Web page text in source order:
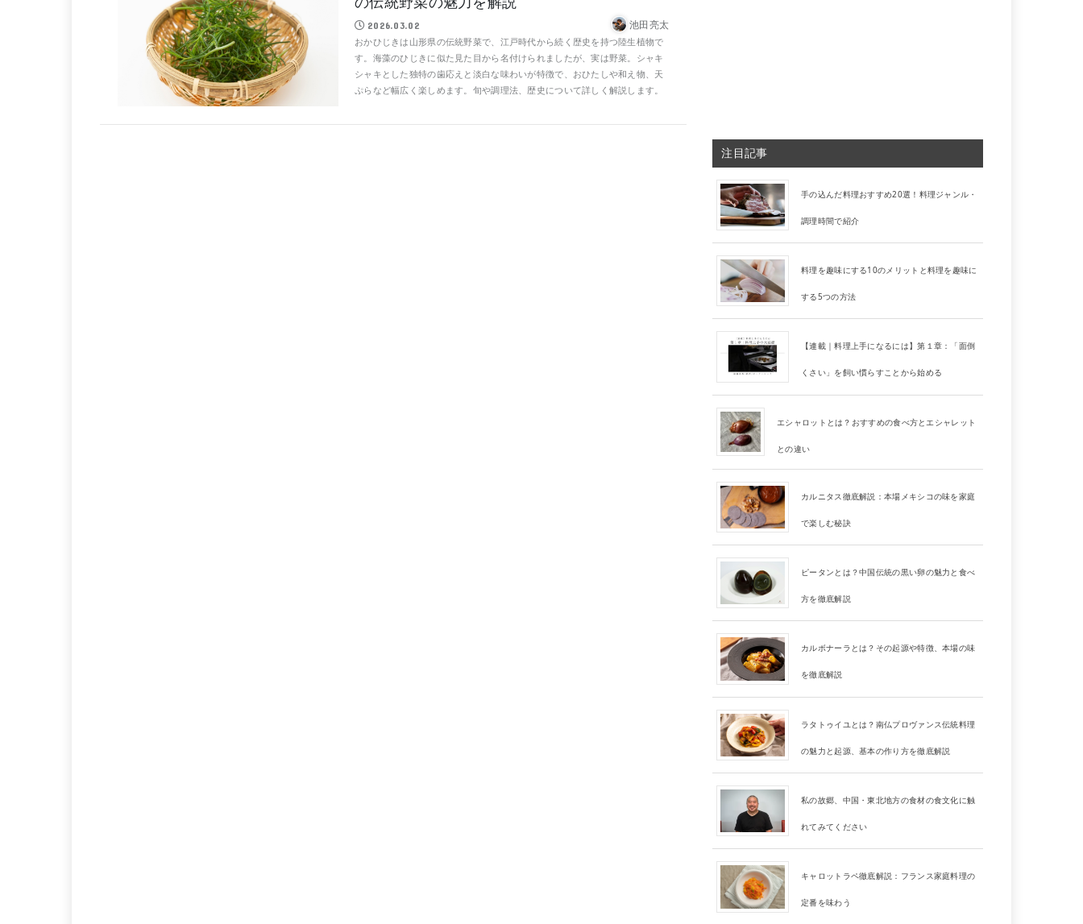
2026.03.02 池田亮太
おかひじきは山形県の伝統野菜で、江戸時代から続く歴史を持つ陸生植物で
す。海藻のひじきに似た見た目から名付けられましたが、実は野菜。シャキ
シャキとした独特の歯応えと淡白な味わいが特徴で、おひたしや和え物、天
ぷらなど幅広く楽しめます。旬や調理法、歴史について詳しく解説します。
注目記事
手の込んだ料理おすすめ20選！料理ジャンル・
調理時間で紹介
料理を趣味にする10のメリットと料理を趣味に
する5つの方法
【連載｜料理上手になるには】第１章：「面倒
くさい」を飼い慣らすことから始める
エシャロットとは？おすすめの食べ方とエシャレット
との違い
カルニタス徹底解説：本場メキシコの味を家庭
で楽しむ秘訣
ピータンとは？中国伝統の黒い卵の魅力と食べ
方を徹底解説
カルボナーラとは？その起源や特徴、本場の味
を徹底解説
ラタトゥイユとは？南仏プロヴァンス伝統料理
の魅力と起源、基本の作り方を徹底解説
私の故郷、中国・東北地方の食材の食文化に触
れてみてください
キャロットラペ徹底解説：フランス家庭料理の
定番を味わう